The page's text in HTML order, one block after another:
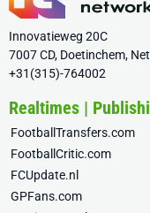
Innovatieweg 20C
7007 CD, Doetinchem,
+31(315)-764002
Realtimes |
FootballTransfers.com
FootballCritic.com
FCUpdate.nl
GPFans.com